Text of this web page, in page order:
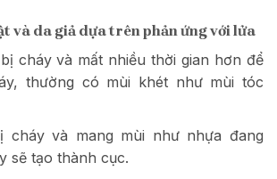
và da giả dựa trên phản ứng với lửa
cháy và mất nhiều thời gian hơn để
thường có mùi khét như mùi tóc
cháy và mang mùi như nhựa đang
sẽ tạo thành cục.